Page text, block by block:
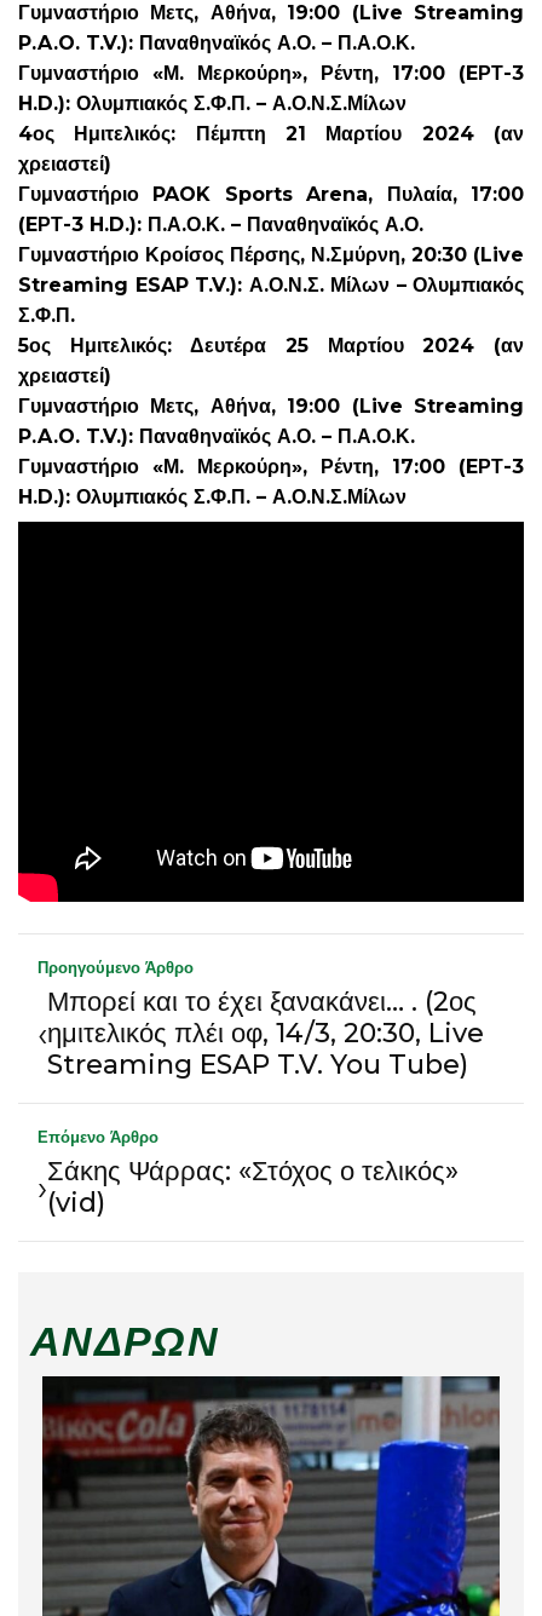
Γυμναστήριο Μετς, Αθήνα, 19:00 (Live Streaming
P.A.O. T.V.): Παναθηναϊκός Α.Ο. – Π.Α.Ο.Κ.
Γυμναστήριο «Μ. Μερκούρη», Ρέντη, 17:00 (EΡΤ-3
H.D.): Ολυμπιακός Σ.Φ.Π. – Α.Ο.Ν.Σ.Μίλων
4ος Ημιτελικός: Πέμπτη 21 Μαρτίου 2024 (αν
χρειαστεί)
Γυμναστήριο PAOK Sports Arena, Πυλαία, 17:00
(EΡΤ-3 H.D.): Π.Α.Ο.Κ. – Παναθηναϊκός Α.Ο.
Γυμναστήριο Κροίσος Πέρσης, Ν.Σμύρνη, 20:30 (Live
Streaming ESAP T.V.): Α.Ο.Ν.Σ. Μίλων – Ολυμπιακός
Σ.Φ.Π.
5ος Ημιτελικός: Δευτέρα 25 Μαρτίου 2024 (αν
χρειαστεί)
Γυμναστήριο Μετς, Αθήνα, 19:00 (Live Streaming
P.A.O. T.V.): Παναθηναϊκός Α.Ο. – Π.Α.Ο.Κ.
Γυμναστήριο «Μ. Μερκούρη», Ρέντη, 17:00 (EΡΤ-3
H.D.): Ολυμπιακός Σ.Φ.Π. – Α.Ο.Ν.Σ.Μίλων
Προηγούμενο Άρθρο
‹
Μπορεί και το έχει ξανακάνει… . (2ος
ημιτελικός πλέι οφ, 14/3, 20:30, Live
Streaming ESAP T.V. You Tube)
Επόμενο Άρθρο
›Σάκης Ψάρρας: «Στόχος ο τελικός»
(vid)
ΑΝΔΡΏΝ